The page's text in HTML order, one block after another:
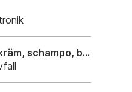
schampo, balsam,